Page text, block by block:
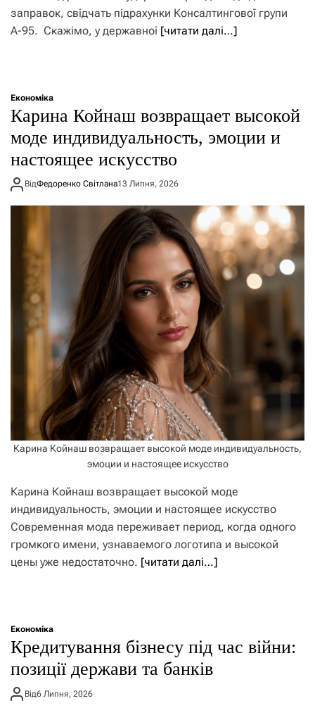
заправок, свідчать підрахунки Консалтингової групи
А-95. Скажімо, у державної [читати далі…]
Економіка
Карина Койнаш возвращает высокой
моде индивидуальность, эмоции и
настоящее искусство
ВідФедоренко Світлана13 Липня, 2026
Карина Койнаш возвращает высокой моде индивидуальность,
эмоции и настоящее искусство
Карина Койнаш возвращает высокой моде
индивидуальность, эмоции и настоящее искусство
Современная мода переживает период, когда одного
громкого имени, узнаваемого логотипа и высокой
цены уже недостаточно. [читати далі…]
Економіка
Кредитування бізнесу під час війни:
позиції держави та банків
Від6 Липня, 2026